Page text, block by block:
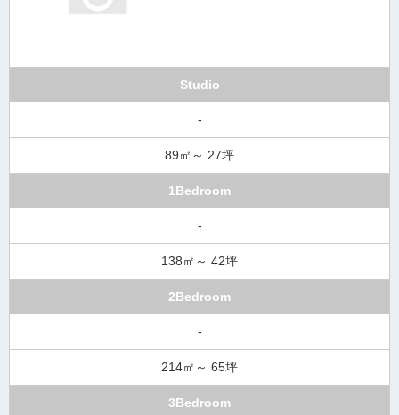
Studio
-
89㎡～ 27坪
1Bedroom
-
138㎡～ 42坪
2Bedroom
-
214㎡～ 65坪
3Bedroom